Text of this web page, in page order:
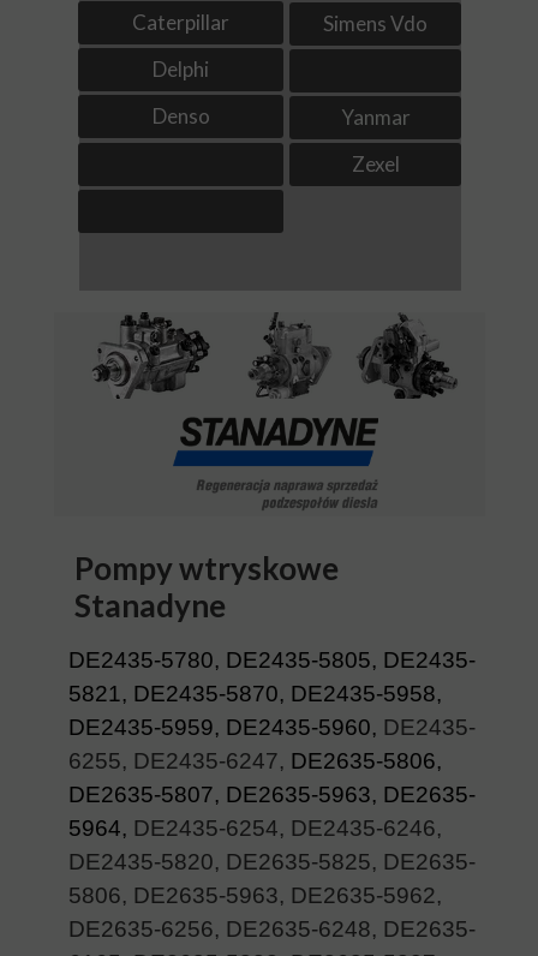
Simens Vdo
Yanmar
Delphi
Denso
Caterpillar
Zexel
Pompy wtryskowe
Stanadyne
DE2435-5780, DE2435-5805, DE2435-
5821, DE2435-5870, DE2435-5958,
DE2435-5959, DE2435-5960, DE2435-
6255, DE2435-6247, DE2635-5806,
DE2635-5807, DE2635-5963, DE2635-
5964, DE2435-6254, DE2435-6246,
DE2435-5820, DE2635-5825, DE2635-
5806, DE2635-5963, DE2635-5962,
DE2635-6256, DE2635-6248, DE2635-